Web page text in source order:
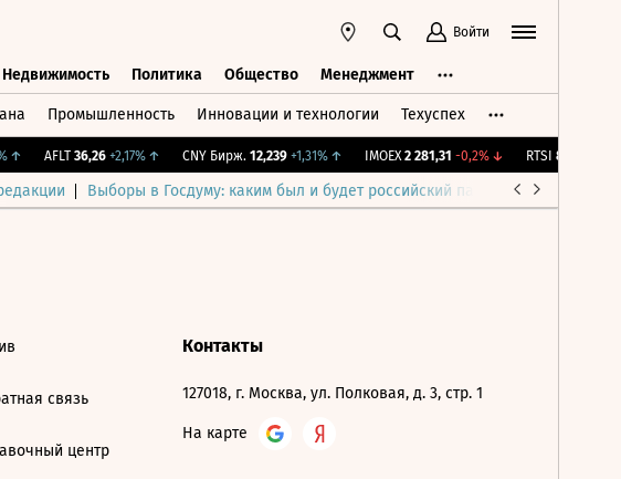
Войти
Недвижимость Политика Общество Менеджмент
Промышленность Инновации и технологии Техуспех
↑ AFLT 36,26 +2,17%↑ CNY Бирж. 12,239 +1,31%↑ IMOEX 2 281,31 -0,2%↓ RTSI 874,64
Выборы в Госдуму: каким был и будет российский парламент
связь
центр
Контакты
127018, г. Москва, ул. Полковая, д. 3, стр. 1
На карте